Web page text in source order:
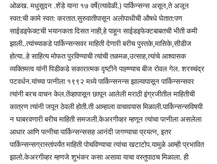
ओळख. मधुसूदन .शेंडे याना १७ वर्षे(त्यावेळी.) पार्किन्सन्स असून,ते अजून
स्वत:ची कामे स्वत: करतात.सुरुवातीपासून अलोपाथीची औषधे घेतात:पण
साईडइफेक्टची भयानकता दिसत नाही,हे पाहून साईडइफेक्टबाबतची भीती कमी
झाली..त्यांच्याकडे पार्किन्सन्सवर माहिती देणारी बरीच पुस्तके,मासिके,सीडीज
होत्या..हे साहित्य मोफत पुरविण्याची त्यांची तळमळ,उत्साह,त्यांचे आश्वासक
व्यक्तिमत्व यांनी पिडीकडे सकारात्मक दृष्टीने पाह्ण्याच बीज रोवल गेल. शरच्चंद्र
पटवर्धन.यांच्या पत्नीला १९९२ मध्ये पार्किन्सनन्स झाल्यापासून पार्किन्सन्सवर
त्यांनी बरच वाचन केल.तेंव्हापासून छापून आलेली मराठी इंग्रजीतील माहितीची
कात्रण त्यांनी जपून ठेवली होती.ती आम्हाला वाचावयास मिळाली.पार्किन्सन्सविषयी
न घाबरवणारी बरीच माहिती समजली.केअरगीव्हर म्हणून त्यांचा पत्नीला असलेला
आधार आणि पत्नीचा पार्किन्सन्ससह आनंदी जगण्याचा प्रयत्न, इतर
पार्किन्सन्सग्रास्तांपर्यंत माहिती पोचविण्याचा त्यांचा खटाटोप.यामुळे आम्ही प्रभावित
झालो.केअरगीव्हर म्हणजे शुभंकर कसा असावा याचा वस्तुपाठच मिळाला. ही